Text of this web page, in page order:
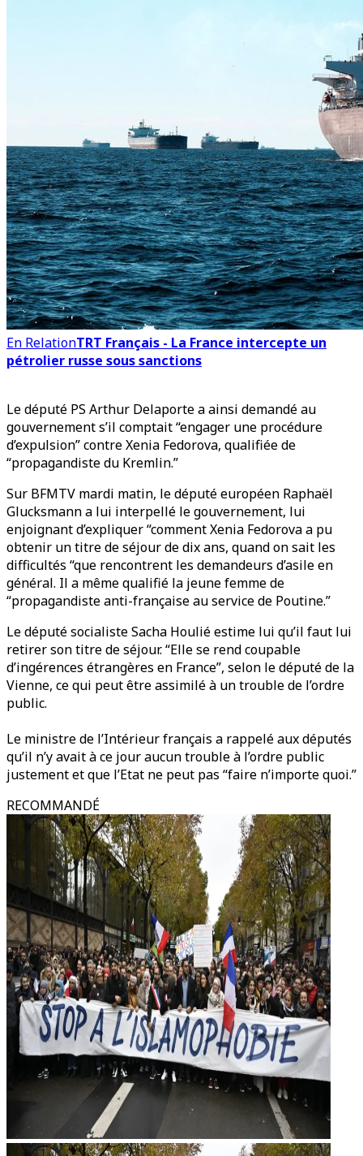
En RelationTRT Français - La France intercepte un
pétrolier russe sous sanctions
Le député PS Arthur Delaporte a ainsi demandé au
gouvernement s’il comptait “engager une procédure
d’expulsion” contre Xenia Fedorova, qualifiée de
“propagandiste du Kremlin.”
Sur BFMTV mardi matin, le député européen Raphaël
Glucksmann a lui interpellé le gouvernement, lui
enjoignant d’expliquer “comment Xenia Fedorova a pu
obtenir un titre de séjour de dix ans, quand on sait les
difficultés “que rencontrent les demandeurs d’asile en
général. Il a même qualifié la jeune femme de
“propagandiste anti-française au service de Poutine.”
Le député socialiste Sacha Houlié estime lui qu’il faut lui
retirer son titre de séjour. “Elle se rend coupable
d’ingérences étrangères en France”, selon le député de la
Vienne, ce qui peut être assimilé à un trouble de l’ordre
public.
Le ministre de l’Intérieur français a rappelé aux députés
qu’il n’y avait à ce jour aucun trouble à l’ordre public
justement et que l’Etat ne peut pas “faire n’importe quoi.”
RECOMMANDÉ